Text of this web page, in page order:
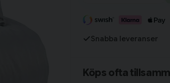
Snabba leveranser
Köps ofta
Fortsätt handla